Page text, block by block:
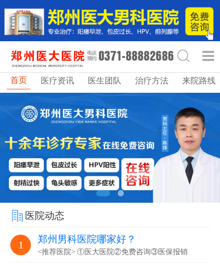
首页 医疗资讯 医生团队 治疗方法 来院路线
医院动态
1 郑州男科医院哪家好？
<推荐医院> ①医大医院②免费咨询③医保报销